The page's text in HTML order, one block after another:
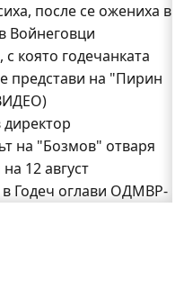
после се ожениха в
Войнеговци
с която годечанката
представи на "Пирин
директор
на "Бозмов" отваря
12 август
Годеч оглави ОДМВР-